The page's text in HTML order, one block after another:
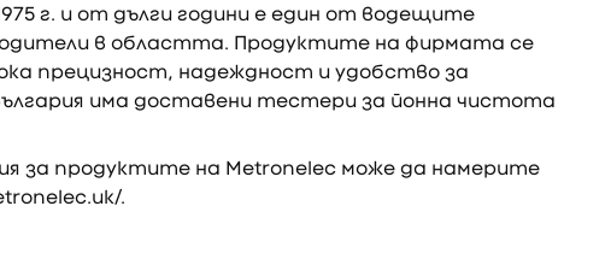
г. и от дълги години е един от водещите
в областта. Продуктите на фирмата се
прецизност, надеждност и удобство за
има доставени тестери за йонна чистота
за продуктите на Metronelec може да намерите
.